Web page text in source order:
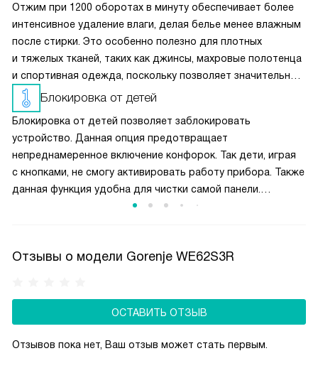
Отжим при 1200 оборотах в минуту обеспечивает более
интенсивное удаление влаги, делая белье менее влажным
после стирки. Это особенно полезно для плотных
и тяжелых тканей, таких как джинсы, махровые полотенца
и спортивная одежда, поскольку позволяет значительно
сократить время сушки. При такой скорости отжима
белье становится почти сухим, что минимизирует
необходимость использования сушильной машины
и экономит электроэнергию.
Блокировка от детей
Блокировка от детей позволяет заблокировать
устройство. Данная опция предотвращает
непреднамеренное включение конфорок. Так дети, играя
с кнопками, не смогу активировать работу прибора. Также
данная функция удобна для чистки самой панели.
Включается и выключается блокировка при помощи
в экономном.
Отзывы о модели Gorenje WE62S3R
ОСТАВИТЬ ОТЗЫВ
Отзывов пока нет, Ваш отзыв может стать первым.